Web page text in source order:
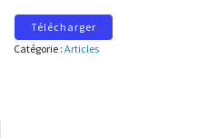
Télécharger
Catégorie : Articles